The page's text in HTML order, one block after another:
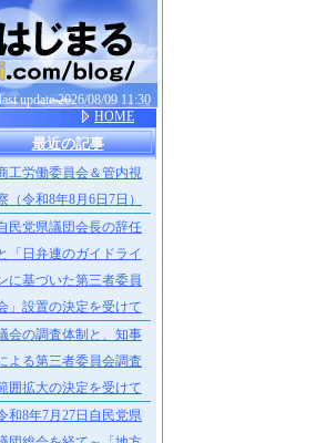
last update 2026/08/09 11:30
HOME
最近の記事
工労働委員会＆管内視
（令和8年8月6日7日）
民党県議団会長の辞任
「日弁連のガイドライ
に基づいた第三者委員
」設置の決定を受けて
会の調査体制と、知事
よる第三者委員会調査
囲拡大の決定を受けて
和8年7月27日自民党県